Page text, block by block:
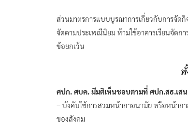
ส่วนมาตรการแบบบูรณาการเกี่ยวกับการจัด
จัดตามประเพณีนิยม ห้ามใช้อาคารเรียนจัดก
ข้อยกเว้น
ทั้
ศปก. ศบค. มีมติเห็นชอบตามที่ ศปก.สธ.เส
– บังคับใช้การสวมหน้ากาอนามัย หรือหน้าก
ของสังคม